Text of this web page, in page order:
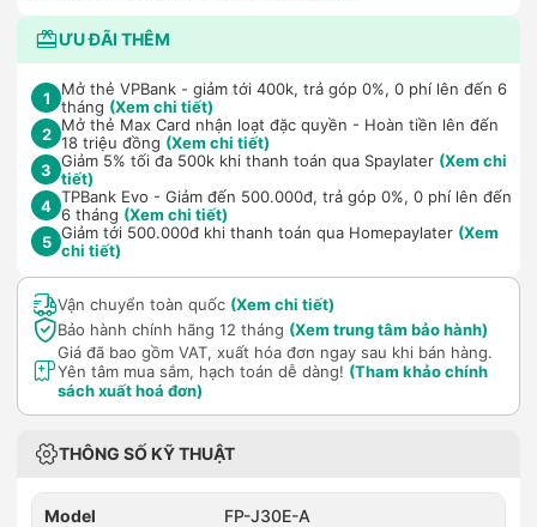
ƯU ĐÃI THÊM
1
Mở thẻ VPBank - giảm tới 400k, trả góp 0%, 0 phí lên đến 6
tháng (Xem chi tiết)
2 Mở thẻ Max Card nhận loạt đặc quyền - Hoàn tiền lên đến
18 triệu đồng (Xem chi tiết)
3 Giảm 5% tối đa 500k khi thanh toán qua Spaylater (Xem chi
tiết)
4 TPBank Evo - Giảm đến 500.000đ, trả góp 0%, 0 phí lên đến
6 tháng (Xem chi tiết)
5 Giảm tới 500.000đ khi thanh toán qua Homepaylater (Xem
chi tiết)
Vận chuyển toàn quốc (Xem chi tiết)
Bảo hành chính hãng 12 tháng (Xem trung tâm bảo hành)
Giá đã bao gồm VAT, xuất hóa đơn ngay sau khi bán hàng.
Yên tâm mua sắm, hạch toán dễ dàng! (Tham khảo chính
sách xuất hoá đơn)
THÔNG SỐ KỸ THUẬT
Model FP-J30E-A